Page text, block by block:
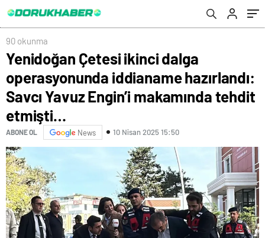
90 okunma
Yenidoğan Çetesi ikinci dalga
operasyonunda iddianame hazırlandı:
Savcı Yavuz Engin’i makamında tehdit
etmişti…
ABONE OL News 10 Nisan 2025 15:50